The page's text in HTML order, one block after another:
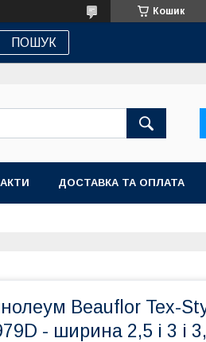
Кошик
ПОШУК
ДОСТАВКА ТА ОПЛАТА
Beauflor Tex-
- ширина 2,5 і 3 і